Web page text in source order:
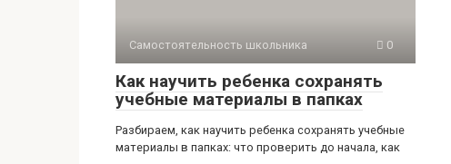
Самостоятельность школьника 0
Как научить ребенка сохранять
учебные материалы в папках
Разбираем, как научить ребенка сохранять учебные
материалы в папках: что проверить до начала, как